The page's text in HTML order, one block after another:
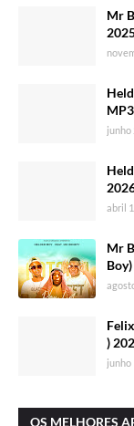
Mr
junho
abril
Mr
)
junho
OS MELHORES